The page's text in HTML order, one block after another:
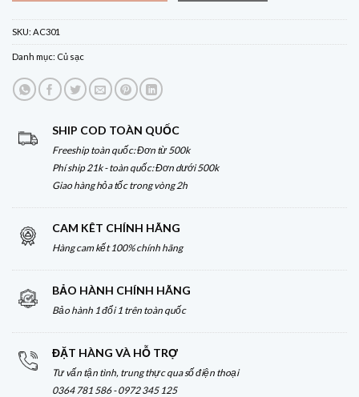
SKU: AC301
Danh mục: Củ sạc
SHIP COD TOÀN QUỐC
Freeship toàn quốc: Đơn từ 500k
Phí ship 21k - toàn quốc: Đơn dưới 500k
Giao hàng hỏa tốc trong vòng 2h
CAM KÊT CHÍNH HÃNG
Hàng cam kết 100% chính hãng
BẢO HÀNH CHÍNH HÃNG
Bảo hành 1 đổi 1 trên toàn quốc
ĐẶT HÀNG VÀ HỖ TRỢ
Tư vấn tận tình, trung thực qua số điện thoại
0364 781 586 - 0972 345 125